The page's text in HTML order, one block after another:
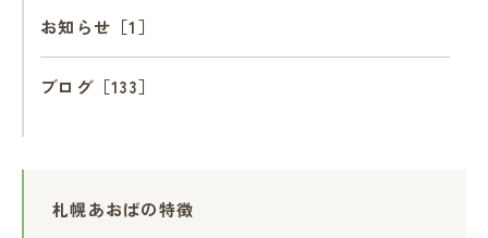
お知らせ［1］
ブログ［133］
札幌あおばの特徴